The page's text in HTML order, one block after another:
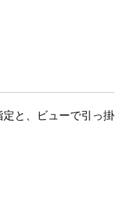
と、ビューで引っ掛